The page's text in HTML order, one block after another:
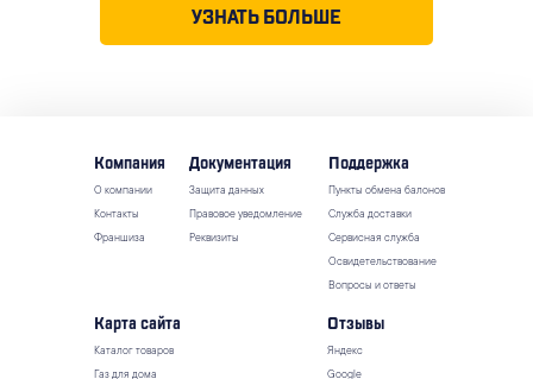
УЗНАТЬ БОЛЬШЕ
Компания
О компании
Контакты
Франшиза
Документация
Защита данных
Правовое уведомление
Реквизиты
Поддержка
Пункты обмена балонов
Служба доставки
Сервисная служба
Освидетельствование
Вопросы и ответы
Карта сайта
Каталог товаров
Газ для дома
Отзывы
Яндекс
Google